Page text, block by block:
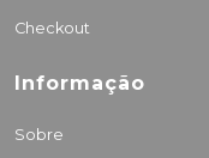
Checkout
Informação
Sobre